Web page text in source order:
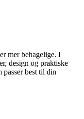
mer behagelige. I
design og praktiske
passer best til din